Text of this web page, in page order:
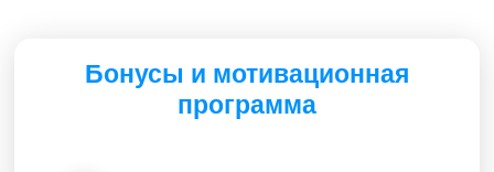
Бонусы и мотивационная
программа